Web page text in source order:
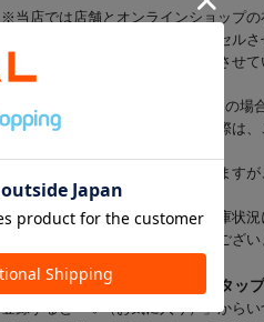
※当店では店舗とオンラインショップの
在庫状況により一部商品をキャンセルさ
在庫をご用意できた商品のみ発送させ
※お支払い方法がd払い・メルペイの場合
一部商品のキャンセルが発生した際は
お客様にはご迷惑をおかけいたします
※一部の商品では、商品仕様や在庫状況
店舗在庫を表示していない場合がござ
▼気になるアイテムは「 」をタッ
登録すると「♡（お気に入り）」からい